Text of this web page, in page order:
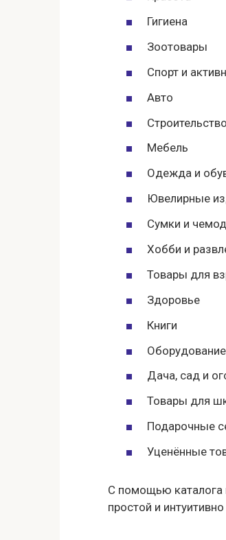
Гигиена
Зоотовары
Спорт и
Авто
Мебель
Одежда и
Ювелирные
Сумки и
Хобби и
Товары для
Здоровье
Книги
Оборудование
Дача, сад и
Товары для
Подарочные
Уценённые
С помощью каталога
простой и